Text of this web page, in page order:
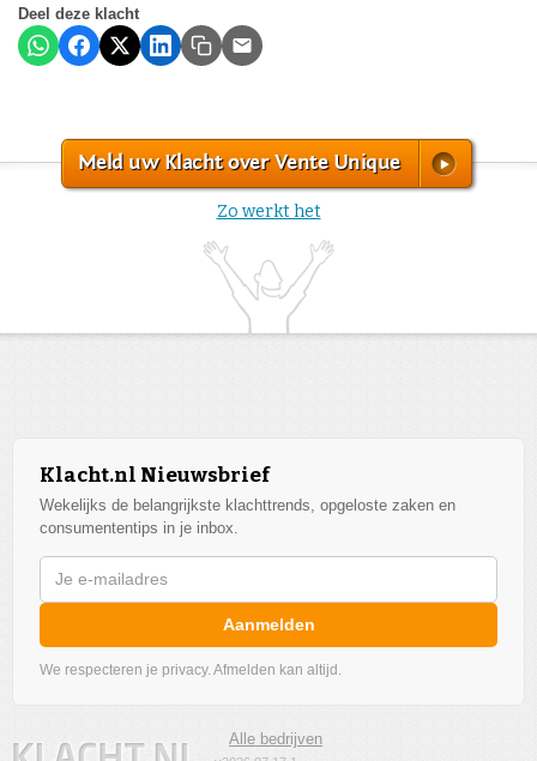
Deel deze klacht
Meld uw Klacht over Vente Unique
Zo werkt het
Klacht.nl Nieuwsbrief
Wekelijks de belangrijkste klachttrends, opgeloste zaken en
consumententips in je inbox.
Aanmelden
We respecteren je privacy. Afmelden kan altijd.
Alle bedrijven